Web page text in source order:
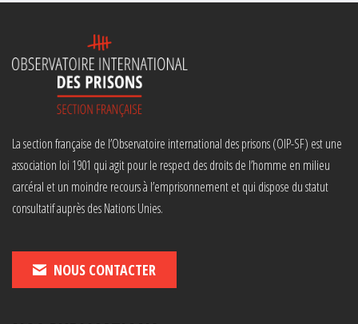
La section française de l’Observatoire international des prisons (OIP-SF) est une
association loi 1901 qui agit pour le respect des droits de l’homme en milieu
carcéral et un moindre recours à l’emprisonnement et qui dispose du statut
consultatif auprès des Nations Unies.
NOUS CONTACTER